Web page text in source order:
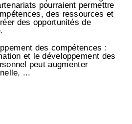
pourraient permettre
des ressources et
des opportunités de
des compétences :
et le développement des
peut augmenter
...